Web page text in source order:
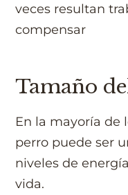
veces resultan
compensar
Tamaño
En la mayoría de
perro puede ser
niveles de
vida.